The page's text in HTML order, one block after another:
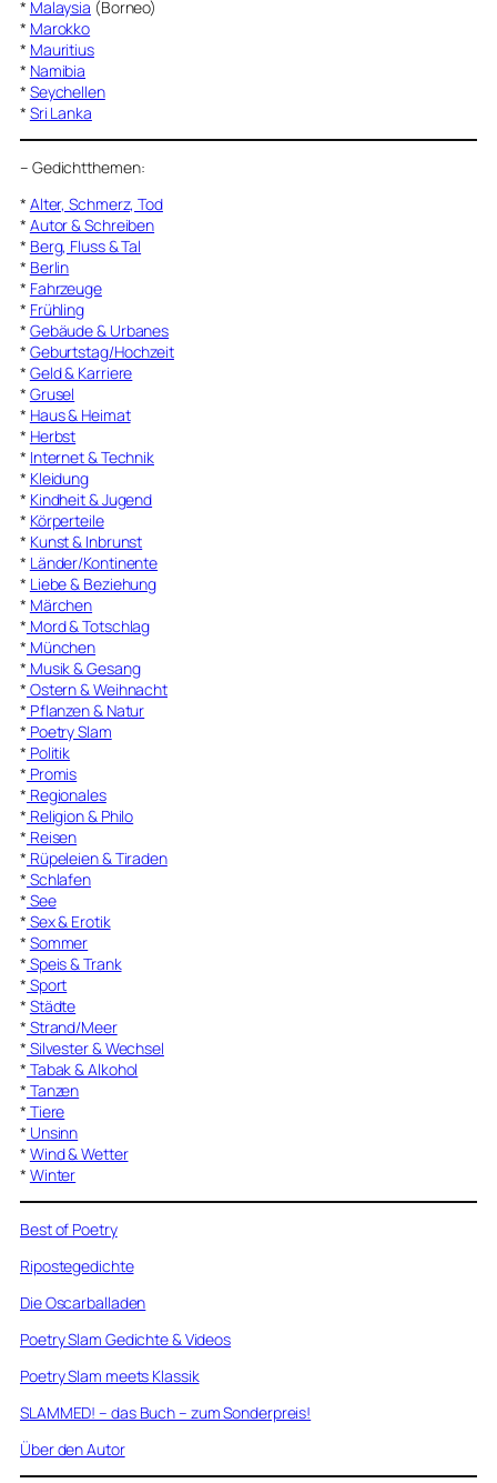
* Malaysia (Borneo)
* Marokko
* Mauritius
* Namibia
* Seychellen
* Sri Lanka
– Gedichtthemen:
* Alter, Schmerz, Tod
* Autor & Schreiben
* Berg, Fluss & Tal
* Berlin
* Fahrzeuge
* Frühling
* Gebäude & Urbanes
* Geburtstag/Hochzeit
* Geld & Karriere
* Grusel
* Haus & Heimat
* Herbst
* Internet & Technik
* Kleidung
* Kindheit & Jugend
* Körperteile
* Kunst & Inbrunst
* Länder/Kontinente
* Liebe & Beziehung
* Märchen
* Mord & Totschlag
* München
* Musik & Gesang
* Ostern & Weihnacht
* Pflanzen & Natur
* Poetry Slam
* Politik
* Promis
* Regionales
* Religion & Philo
* Reisen
* Rüpeleien & Tiraden
* Schlafen
* See
* Sex & Erotik
* Sommer
* Speis & Trank
* Sport
* Städte
* Strand/Meer
* Silvester & Wechsel
* Tabak & Alkohol
* Tanzen
* Tiere
* Unsinn
* Wind & Wetter
* Winter
Best of Poetry
Ripostegedichte
Die Oscarballaden
Poetry Slam Gedichte & Videos
Poetry Slam meets Klassik
SLAMMED! – das Buch – zum Sonderpreis!
Über den Autor